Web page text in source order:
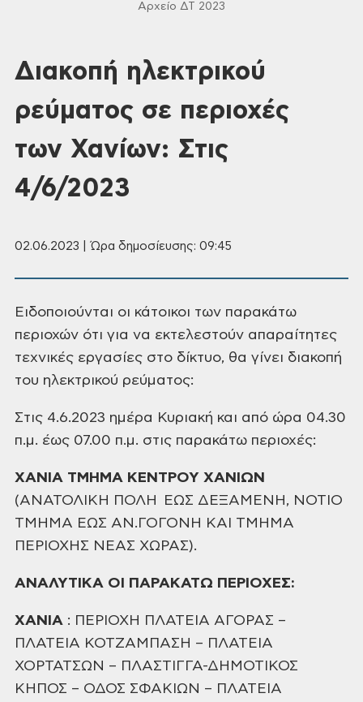
Αρχείο ΔΤ 2023
Διακοπή ηλεκτρικού
ρεύματος σε περιοχές
των Χανίων: Στις
4/6/2023
02.06.2023 | Ώρα δημοσίευσης: 09:45
Ειδοποιούνται οι κάτοικοι των παρακάτω
περιοχών ότι για να εκτελεστούν απαραίτητες
τεχνικές εργασίες στο δίκτυο, θα γίνει διακοπή
του ηλεκτρικού ρεύματος:
Στις 4.6.2023 ημέρα Κυριακή και από ώρα 04.30
π.μ. έως 07.00 π.μ. στις παρακάτω περιοχές:
ΧΑΝΙΑ ΤΜΗΜΑ ΚΕΝΤΡΟΥ ΧΑΝΙΩΝ
(ΑΝΑΤΟΛΙΚΗ
ΠΟΛΗ ΕΩΣ ΔΕΞΑΜΕΝΗ, ΝΟΤΙΟ
ΤΜΗΜΑ ΕΩΣ ΑΝ.ΓΟΓΟΝΗ ΚΑΙ ΤΜΗΜΑ
ΠΕΡΙΟΧΗΣ ΝΕΑΣ ΧΩΡΑΣ).
ΑΝΑΛΥΤΙΚΑ ΟΙ ΠΑΡΑΚΑΤΩ ΠΕΡΙΟΧΕΣ:
ΧΑΝΙΑ : ΠΕΡΙΟΧΗ
ΠΛΑΤΕΙΑ ΑΓΟΡΑΣ –
ΠΛΑΤΕΙΑ ΚΟΤΖΑΜΠΑΣΗ – ΠΛΑΤΕΙΑ
ΧΟΡΤΑΤΣΩΝ – ΠΛΑΣΤΙΓΓΑ-ΔΗΜΟΤΙΚΟΣ
ΚΗΠΟΣ – ΟΔΟΣ ΣΦΑΚΙΩΝ – ΠΛΑΤΕΙΑ